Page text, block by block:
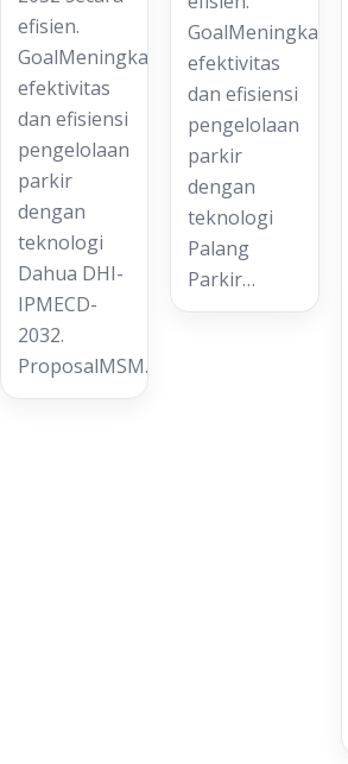
efisien.
GoalMeningkatkan
efektivitas
dan efisiensi
pengelolaan
parkir
dengan
teknologi
Dahua DHI-
IPMECD-
2032.
ProposalMSM…
GoalMeningkatkan
efektivitas
dan efisiensi
pengelolaan
parkir
dengan
teknologi
Palang
Parkir…